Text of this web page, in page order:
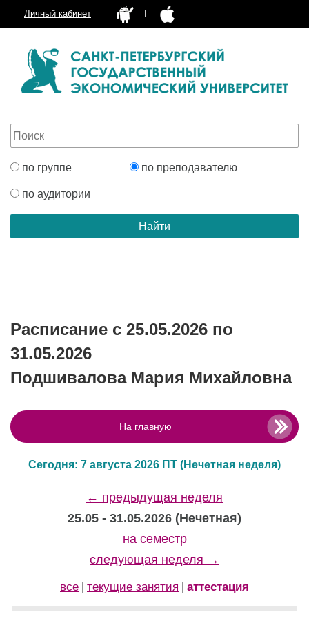
Личный кабинет
по группе по преподавателю
по аудитории
Расписание с 25.05.2026 по
31.05.2026
Подшивалова Мария Михайловна
На главную
Сегодня: 7 августа 2026 ПТ (Нечетная неделя)
← предыдущая неделя
25.05 - 31.05.2026 (Нечетная)
на семестр
следующая неделя →
все текущие занятия аттестация